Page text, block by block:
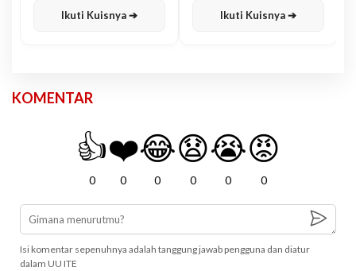
Ikuti Kuisnya ➔ Ikuti Kuisnya ➔
KOMENTAR
👍
0
❤️
0
😂
0
😧
0
😭
0
😡
0
Isi komentar sepenuhnya adalah tanggung jawab pengguna dan diatur
dalam UU ITE